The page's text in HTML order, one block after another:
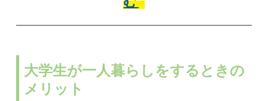
大学生が一人暮らしをするときの
メリット